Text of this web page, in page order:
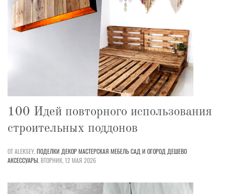
100 Идей повторного использования
строительных поддонов
ОТ ALEKSEY,ПОДЕЛКИ ДЕКОРМАСТЕРСКАЯ МЕБЕЛЬСАД И ОГОРОДДЕШЕВО
АКСЕССУАРЫ,ВТОРНИК, 12 МАЯ 2026